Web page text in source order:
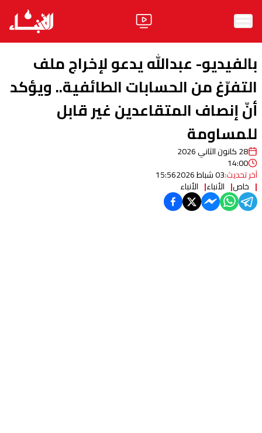
الأخبار
آراء
فيديو
مواقف
وليد جنبلاطالحزب
ابحث
بالفيديو- عبدالله يدعو لإخراج ملف
التفرّغ من الحسابات الطائفية.. ويؤكد
أنّ إنصاف المتقاعدين غير قابل
للمساومة
28 كانون الثاني 2026
14:00
آخر تحديث:03 شباط 2026 15:56
خاص الأنباء الأنباء